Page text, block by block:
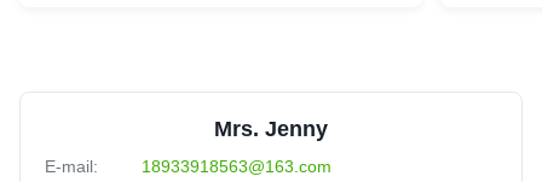
Mrs. Jenny
E-mail: 18933918563@163.com